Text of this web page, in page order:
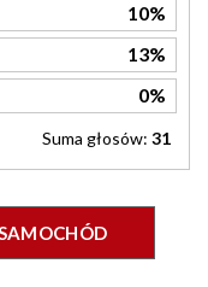
10%
13%
0%
Suma głosów: 31